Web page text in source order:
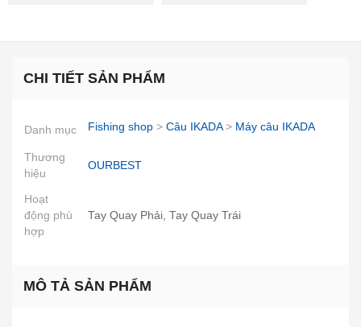
CHI TIẾT SẢN PHẨM
Danh mục Fishing shop > Câu IKADA > Máy câu IKADA
Thương
hiệu
OURBEST
Hoạt
động phù
hợp
Tay Quay Phải, Tay Quay Trái
MÔ TẢ SẢN PHẨM